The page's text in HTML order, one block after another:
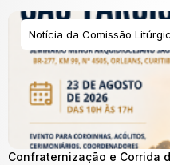
Notícia da Comissão
Confraternização e Corrida